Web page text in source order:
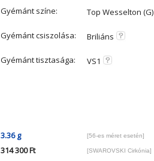
Gyémánt színe: Top Wesselton (G)
Gyémánt csiszolása: Briliáns
Gyémánt tisztasága: VS1
3.36 g [56-es méret esetén]
314 300 Ft [SWAROVSKI Cirkónia]